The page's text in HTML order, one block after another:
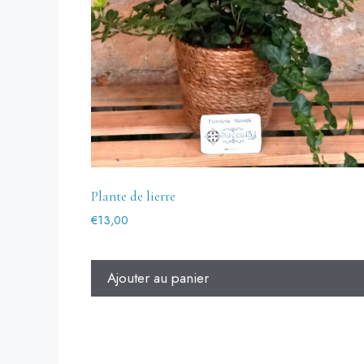
Plante de lierre
€13,00
Ajouter au panier